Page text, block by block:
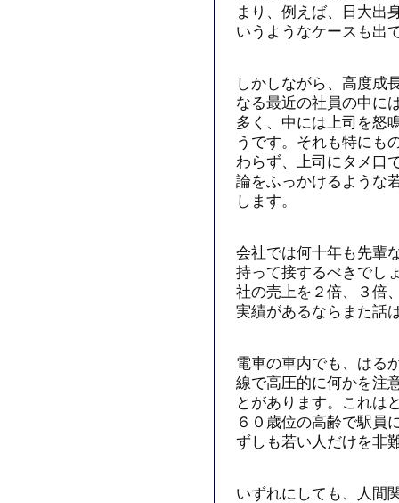
まり、例えば、日大出
いうようなケースも出
しかしながら、高度成
なる最近の社員の中に
多く、中には上司を怒
うです。それも特にも
わらず、上司にタメ口
論をふっかけるような
します。
会社では何十年も先輩
持って接するべきでし
社の売上を２倍、３倍
実績があるならまた話
電車の車内でも、はる
線で高圧的に何かを注
とがあります。これは
６０歳位の高齢で駅員
ずしも若い人だけを非
いずれにしても、人間